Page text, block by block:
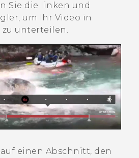
Sie die linken und
um Ihr Video in
unterteilen.
einen Abschnitt, den